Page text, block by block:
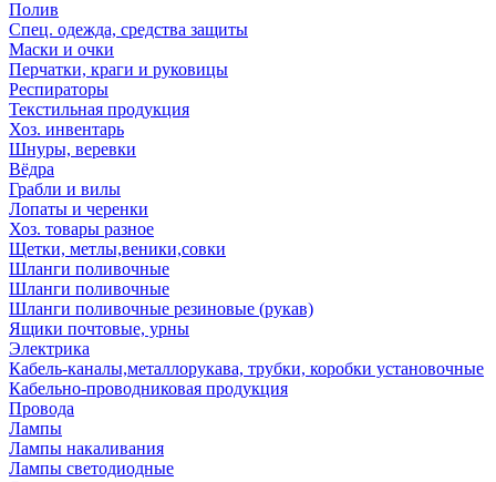
Полив
Спец. одежда, средства защиты
Маски и очки
Перчатки, краги и руковицы
Респираторы
Текстильная продукция
Хоз. инвентарь
Шнуры, веревки
Вёдра
Грабли и вилы
Лопаты и черенки
Хоз. товары разное
Щетки, метлы,веники,совки
Шланги поливочные
Шланги поливочные
Шланги поливочные резиновые (рукав)
Ящики почтовые, урны
Электрика
Кабель-каналы,металлорукава, трубки, коробки установочные
Кабельно-проводниковая продукция
Провода
Лампы
Лампы накаливания
Лампы светодиодные